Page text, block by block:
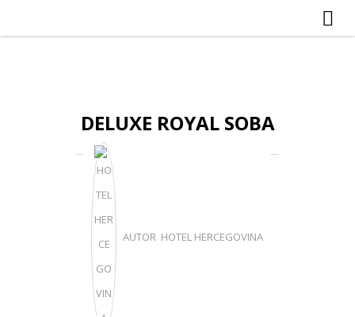
DELUXE ROYAL SOBA
AUTOR HOTEL HERCEGOVINA